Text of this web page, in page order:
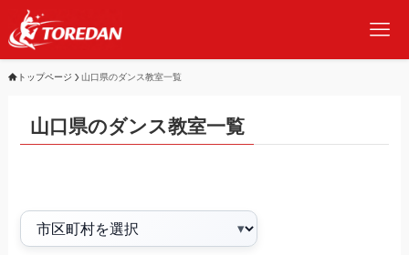
トップページ 山口県のダンス教室一覧
山口県のダンス教室一覧